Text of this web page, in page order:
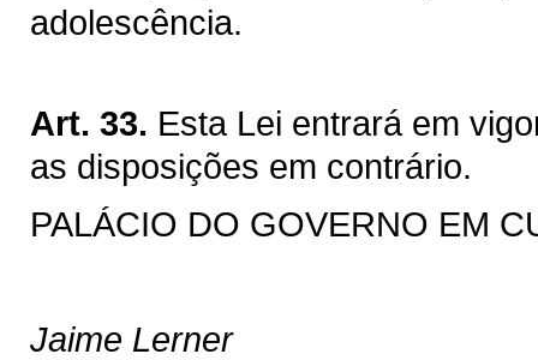
adolescência.
Art. 33. Esta Lei entrará em
as disposições em contrário.
PALÁCIO DO GOVERNO EM
Jaime Lerner